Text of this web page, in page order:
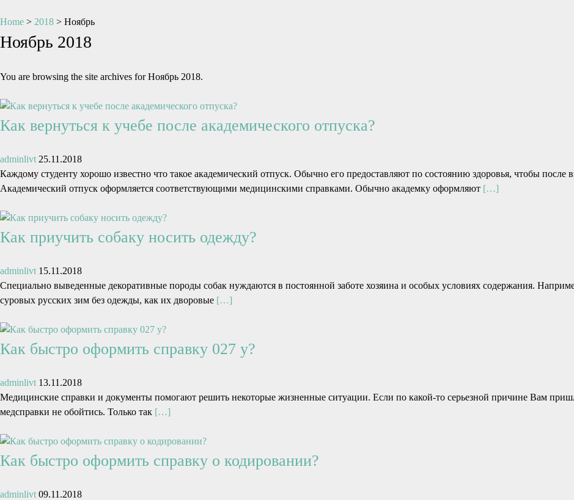
Home > 2018 > Ноябрь
Ноябрь 2018
You are browsing the site archives for Ноябрь 2018.
Как вернуться к учебе после академического отпуска?
adminlivt 25.11.2018
Каждому студенту хорошо известно что такое академический отпуск. Обычно его предоставляют по состоянию здоровья, чтобы после
Академический отпуск оформляется соответствующими медицинскими справками. Обычно академку оформляют […]
Как приучить собаку носить одежду?
adminlivt 15.11.2018
Специально выведенные декоративные породы собак нуждаются в постоянной заботе хозяина и особых условиях содержания.
суровых русских зим без одежды, как их дворовые […]
Как быстро оформить справку 027 у?
adminlivt 13.11.2018
Медицинские справки и документы помогают решить некоторые жизненные ситуации. Если по какой-то серьезной причине Вам
медсправки не обойтись. Только так […]
Как быстро оформить справку о кодировании?
adminlivt 09.11.2018